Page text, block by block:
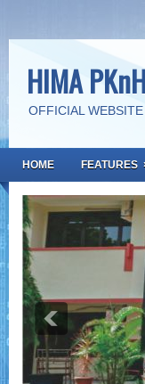
HIMA
OFFICIAL
HOME FEATURES